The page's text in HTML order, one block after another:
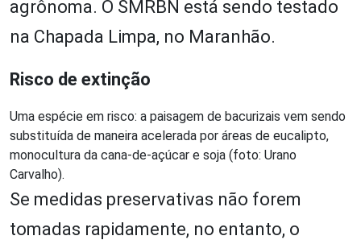
agrônoma. O SMRBN está sendo testado
na Chapada Limpa, no Maranhão.
Risco de extinção
Uma espécie em risco: a paisagem de bacurizais vem sendo
substituída de maneira acelerada por áreas de eucalipto,
monocultura da cana-de-açúcar e soja (foto: Urano
Carvalho).
Se medidas preservativas não forem
tomadas rapidamente, no entanto, o